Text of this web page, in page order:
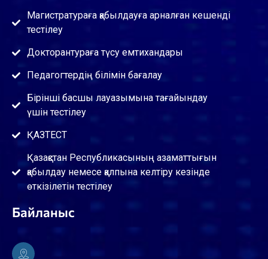
Магистратураға қабылдауға арналған кешенді
тестілеу
Докторантураға түсу емтихандары
Педагогтердің білімін бағалау
Бірінші басшы лауазымына тағайындау
үшін тестілеу
ҚАЗТЕСТ
Қазақстан Республикасының азаматтығын
қабылдау немесе қалпына келтіру кезінде
өткізілетін тестілеу
Байланыс